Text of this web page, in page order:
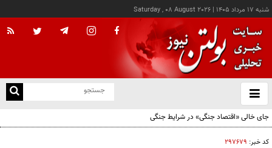
شنبه ۱۷ مرداد ۱۴۰۵ |
Saturday , 08 August 2026
باز
و
جای خالی «اقتصاد جنگی» در شرایط جنگی
کد خبر: ۲۹۷۶۷۹